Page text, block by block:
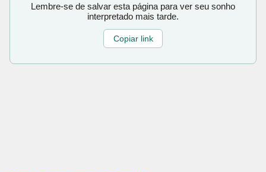
Lembre-se de salvar esta página para ver seu sonho
interpretado mais tarde.
Copiar link